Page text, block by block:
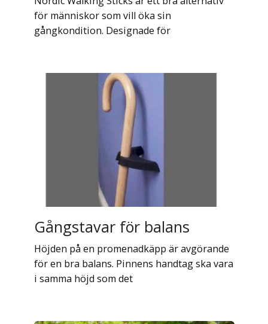
för människor som vill öka sin
gångkondition. Designade för
Gångstavar för balans
Höjden på en promenadkäpp är avgörande
för en bra balans. Pinnens handtag ska vara
i samma höjd som det